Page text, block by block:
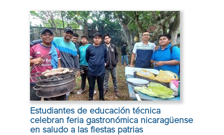
Estudiantes de educación técnica
celebran feria gastronómica nicaragüense
en saludo a las fiestas patrias